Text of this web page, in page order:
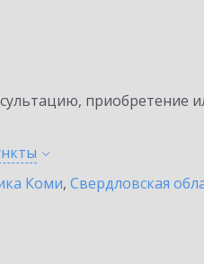
приобретение
Коми, Свердловская